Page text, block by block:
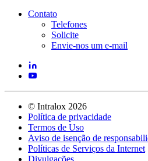
Contato
Telefones
Solicite
Envie-nos um e-mail
© Intralox 2026
Política de privacidade
Termos de Uso
Aviso de isenção de
Políticas de Serviços da Internet